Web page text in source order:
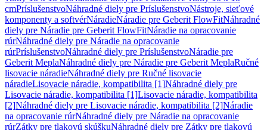
cmPríslušenstvoNáhradné diely pre PríslušenstvoNástroje, sieťové
komponenty a softvérNáradieNáradie pre Geberit FlowFitNáhradné
diely pre Náradie pre Geberit FlowFitNáradie na opracovanie
rúrNáhradné diely pre Náradie na opracovanie
rúrPríslušenstvoNáhradné diely pre PríslušenstvoNáradie pre
Geberit MeplaNáhradné diely pre Náradie pre Geberit MeplaRučné
lisovacie náradieNáhradné diely pre Ručné lisovacie
náradieLisovacie náradie, kompatibilita [1]Náhradné diely pre
Lisovacie náradie, kompatibilita [1]Lisovacie náradie, kompatibilita
[2]Náhradné diely pre Lisovacie náradie, kompatibilita [2]Náradie
na opracovanie rúrNáhradné diely pre Náradie na opracovanie
rúrZátky pre tlakovú skúškuNáhradné diely pre Zátky pre tlakovú